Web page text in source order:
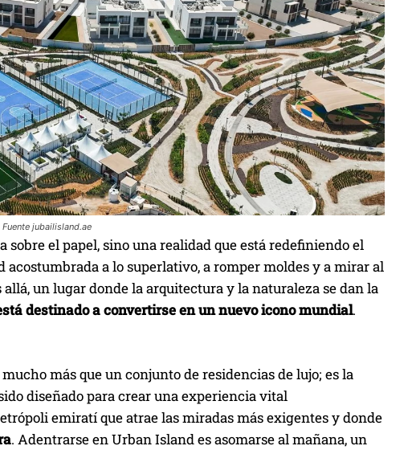
jubailisland.ae
el papel, sino una realidad que está redefiniendo el
a lo superlativo, a romper moldes y a mirar al
un lugar donde la arquitectura y la naturaleza se dan la
destinado a convertirse en un nuevo icono mundial.
más que un conjunto de residencias de lujo; es la
diseñado para crear una experiencia vital
emiratí que atrae las miradas más exigentes y donde
. Adentrarse en Urban Island es asomarse al mañana, un